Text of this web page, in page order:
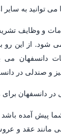
توانید به سایر
و وظایف
شود. از این رو
دانسفهان
و صندلی در
در دانسفهان
پیش آمده باشد
مانند عقد و